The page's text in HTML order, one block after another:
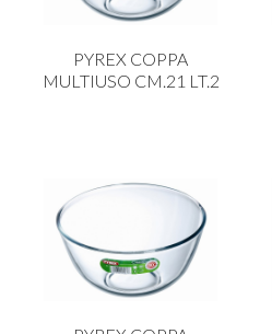
PYREX COPPA
MULTIUSO CM.21 LT.2